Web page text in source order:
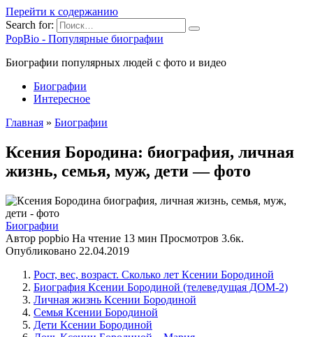
Перейти к содержанию
Search for:
PopBio - Популярные биографии
Биографии популярных людей с фото и видео
Биографии
Интересное
Главная » Биографии
Ксения Бородина: биография, личная
жизнь, семья, муж, дети — фото
Биографии
Автор popbio На чтение 13 мин Просмотров 3.6к.
Опубликовано 22.04.2019
Рост, вес, возраст. Сколько лет Ксении Бородиной
Биография Ксении Бородиной (телеведущая ДОМ-2)
Личная жизнь Ксении Бородиной
Семья Ксении Бородиной
Дети Ксении Бородиной